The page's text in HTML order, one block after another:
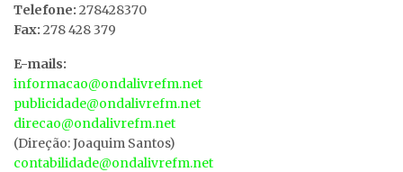
Telefone: 278428370
Fax: 278 428 379
E-mails:
informacao@ondalivrefm.net
publicidade@ondalivrefm.net
direcao@ondalivrefm.net
(Direção: Joaquim Santos)
contabilidade@ondalivrefm.net